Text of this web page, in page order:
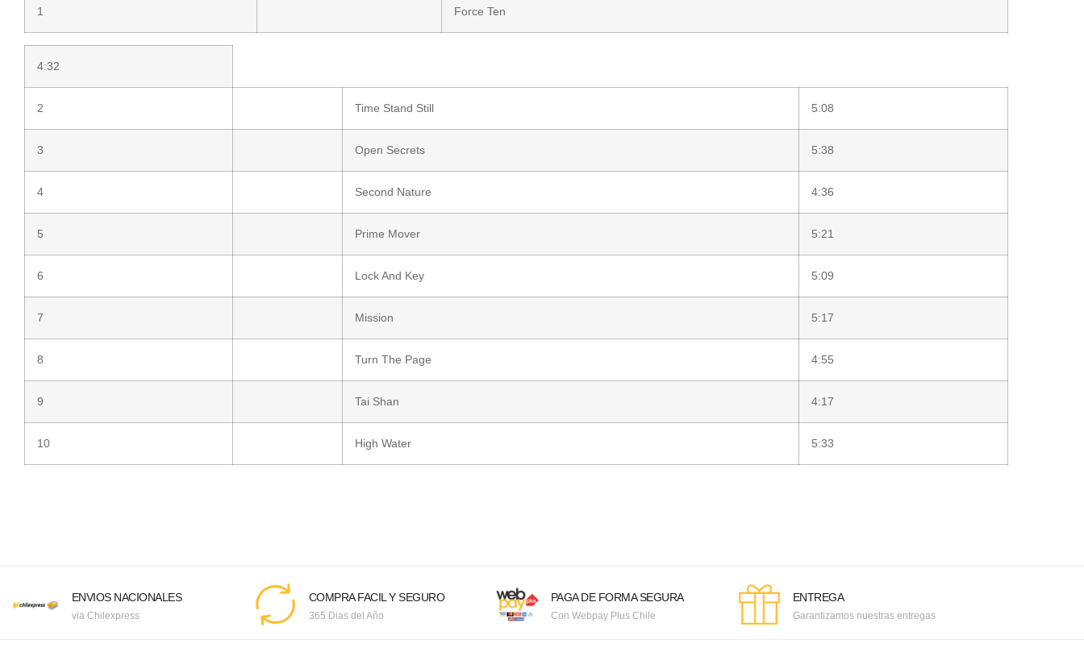
1 Force Ten
4:32
2 Time Stand Still 5:08
3 Open Secrets 5:38
4 Second Nature 4:36
5 Prime Mover 5:21
6 Lock And Key 5:09
7 Mission 5:17
8 Turn The Page 4:55
9 Tai Shan 4:17
10 High Water 5:33
ENVIOS NACIONALES
via Chilexpress
COMPRA FACIL Y SEGURO
365 Dias del Año
PAGA DE FORMA SEGURA
Con Webpay Plus Chile
ENTREGA
Garantizamos nuestras entregas